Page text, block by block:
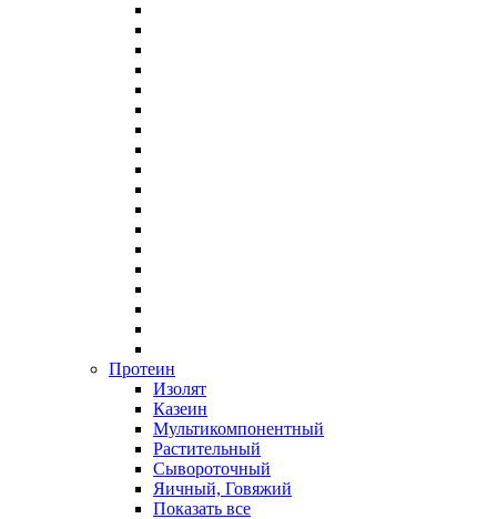
Протеин
Изолят
Казеин
Мультикомпонентный
Растительный
Сывороточный
Яичный, Говяжий
Показать все